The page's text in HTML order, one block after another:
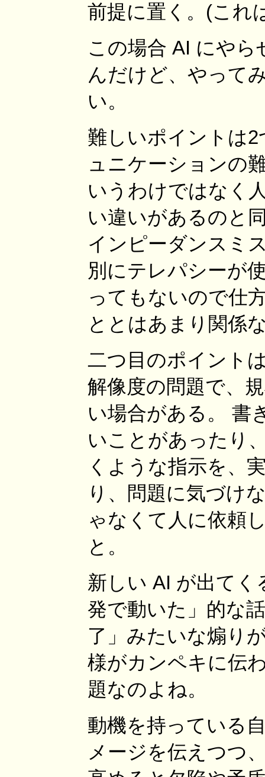
前提に置く。(これ
この場合 AI にや
んだけど、やって
い。
難しいポイントは
ュニケーションの
いうわけではなく
い違いがあるのと
インピーダンスミ
別にテレパシーが
ってもないので仕
ととはあまり関係
二つ目のポイント
解像度の問題で、
い場合がある。 書
いことがあったり
くような指示を、
り、問題に気づけ
ゃなくて人に依頼
と。
新しい AI が出て
発で動いた」的な
了」みたいな煽り
様がカンペキに伝
題なのよね。
動機を持っている
メージを伝えつつ